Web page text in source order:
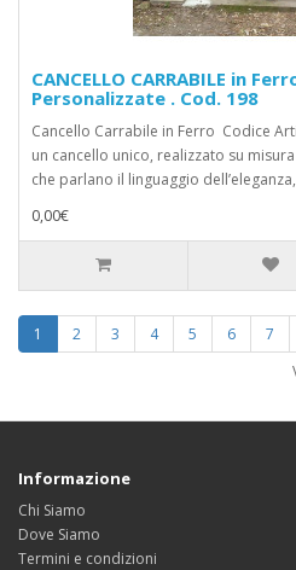
CANCELLO CARRABILE in
Personalizzate . Cod. 198
Cancello Carrabile in Ferro Codice
un cancello unico, realizzato su
che parlano il linguaggio
0,00€
1 2 3 4 5 6 7
Informazione
Chi Siamo
Dove Siamo
Termini e condizioni